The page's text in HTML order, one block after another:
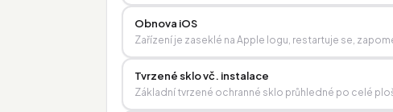
Obnova iOS
Zařízení je zaseklé na Apple logu, restartuje se,
Tvrzené sklo vč. instalace
Základní tvrzené ochranné sklo průhledné po celé